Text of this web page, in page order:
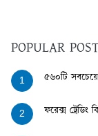
POPULAR
1 ৫৬০টি
2 ফরেক্স